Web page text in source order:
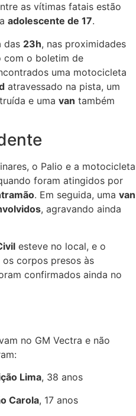
as vítimas fatais estão
adolescente de 17.
das 23h, nas proximidades
com o boletim de
uma motocicleta
atravessado na pista, um
e uma van também
o Palio e a motocicleta
foram atingidos por
. Em seguida, uma van
, agravando ainda
esteve no local, e o
os corpos presos às
confirmados ainda no
no GM Vectra e não
Lima, 38 anos
Carola, 17 anos